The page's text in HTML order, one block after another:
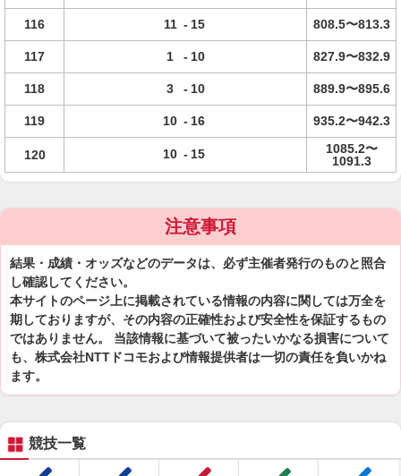
116 11 - 15 808.5〜813.3
117 1 - 10 827.9〜832.9
118 3 - 10 889.9〜895.6
119 10 - 16 935.2〜942.3
120 10 - 15
1085.2〜
1091.3
注意事項
結果・成績・オッズなどのデータは、必ず主催者発行のものと照合
し確認してください。
本サイトのページ上に掲載されている情報の内容に関しては万全を
期しておりますが、その内容の正確性および安全性を保証するもの
ではありません。 当該情報に基づいて被ったいかなる損害について
も、株式会社NTTドコモおよび情報提供者は一切の責任を負いかね
ます。
競技一覧